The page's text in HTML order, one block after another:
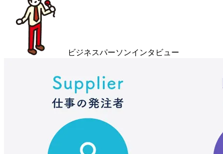
ビジネスパーソンインタビュー